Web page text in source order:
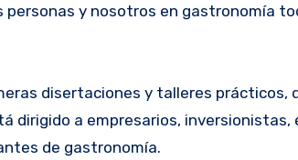
y nosotros en gastronomía
disertaciones y talleres prácticos,
dirigido a empresarios,
de gastronomía.